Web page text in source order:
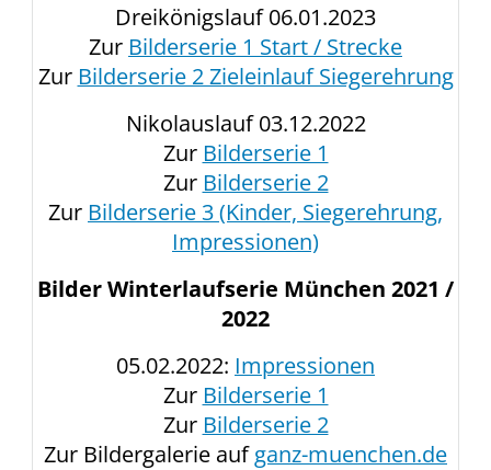
Dreikönigslauf 06.01.2023
Zur Bilderserie 1 Start / Strecke
Zur Bilderserie 2 Zieleinlauf Siegerehrung
Nikolauslauf 03.12.2022
Zur Bilderserie 1
Zur Bilderserie 2
Zur Bilderserie 3 (Kinder, Siegerehrung,
Impressionen)
Bilder Winterlaufserie München 2021 /
2022
05.02.2022: Impressionen
Zur Bilderserie 1
Zur Bilderserie 2
Zur Bildergalerie aufganz-muenchen.de